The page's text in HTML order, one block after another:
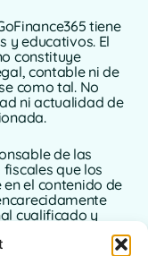
tiene
y educativos. El
constituye
contable ni de
como tal. No
ni actualidad de
de las
que los
el contenido de
cualificado y
antes de tomar
sus finanzas